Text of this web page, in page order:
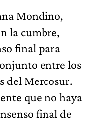
Mondino,
la cumbre,
final para
entre los
del Mercosur.
que no haya
final de